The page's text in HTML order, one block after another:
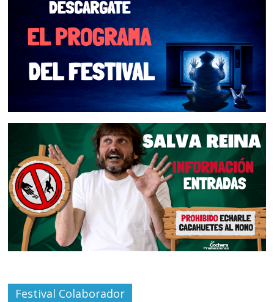
Festival Colaborador